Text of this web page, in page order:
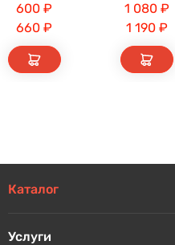
600 ₽
660 ₽
1 080₽
1 190₽
Каталог
Услуги